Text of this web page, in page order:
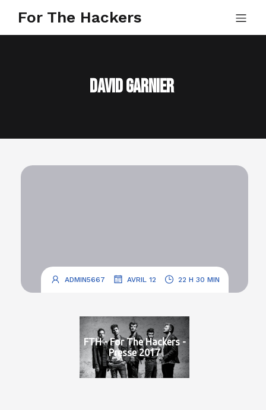
For The Hackers
David Garnier
ADMIN5667 AVRIL 12 22 H 30 MIN
FTH - For The Hackers -
Presse 2017